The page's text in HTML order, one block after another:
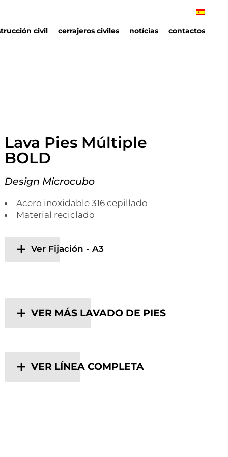
civil cerrajeros civiles notícias contactos
Lava Pies Múltiple
BOLD
Design Microcubo
Acero inoxidable 316 cepillado
Material reciclado
Ver Fijación - A3
VER MÁS LAVADO DE PIES
VER LÍNEA COMPLETA